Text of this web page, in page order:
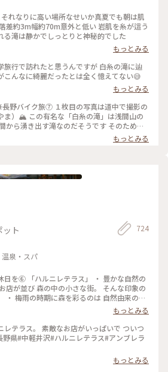
れなりに高い場所なせいか真夏でも朝は肌
る滝は静かでしっとりと神秘的でした
もっとみる
旅行で訪れたと思うんですが 白糸の滝に辿
こんなに綺麗だったとは全く憶えてない😅
もっとみる
野バイク旅⑦ １枚目の写真は道中で撮影の
ま）🏔️ この有名な「白糸の滝」は浅間山の
から湧き出す滝なのだそうです そのため水
いとか…！👀 #ことりっぷと一緒 #ことりっ
#白糸の滝 #浅間山
もっとみる
ト
泉・スパ
724
日を⑥ 「ハルニレテラス」 ・ 豊かな自然の
店が並び 森の中の小さな街。 そんな印象の
・ 梅雨の時期に森を彩るのは 自然由来の素
布たち。 日差しに照らされ風に揺れて〜
ったなぁ〜。 心が躍る風景でした。 ・ 平日
で賑わっていました。 （週末はどうなっち
つの絶景 #軽井沢 #ハルニレテラス
もっとみる
店がいっぱいで ついつ
もっとみる